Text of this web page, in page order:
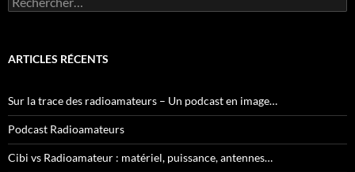
ARTICLES RÉCENTS
Sur la trace des radioamateurs – Un podcast en image…
Podcast Radioamateurs
Cibi vs Radioamateur : matériel, puissance, antennes…